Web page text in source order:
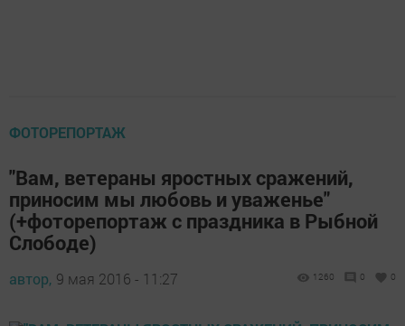
ФОТОРЕПОРТАЖ
"Вам, ветераны яростных сражений,
приносим мы любовь и уваженье"
(+фоторепортаж с праздника в Рыбной
Слободе)
автор, 9 мая 2016 - 11:27 1260 0 0